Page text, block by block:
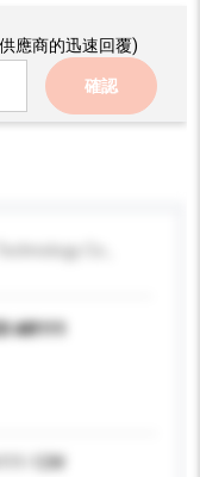
應商的迅速回覆)
確認
AR111
12W